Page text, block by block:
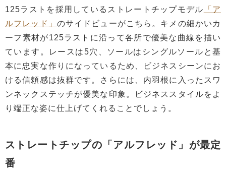
125ラストを採用しているストレートチップモデル
「ア
ルフレッド」 のサイドビューがこちら。キメの細かいカ
ーフ素材が125ラストに沿って各所で優美な曲線を描い
ています。レースは5穴、ソールはシングルソールと基
本に忠実な作りになっているため、ビジネスシーンにお
ける信頼感は抜群です。さらには、内羽根に入ったスワ
ンネックステッチが優美な印象。ビジネススタイルをよ
り端正な姿に仕上げてくれることでしょう。
ストレートチップの「アルフレッド」が最定
番